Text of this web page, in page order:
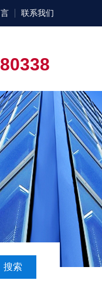
联系我们